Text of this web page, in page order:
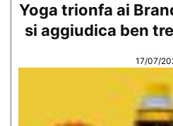
Yoga trionfa ai
si aggiudica ben
17/07/